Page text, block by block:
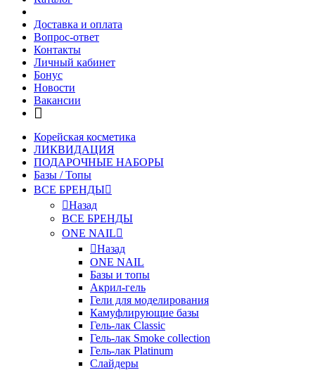
Доставка и оплата
Вопрос-ответ
Контакты
Личный кабинет
Бонус
Новости
Вакансии
Корейская косметика
ЛИКВИДАЦИЯ
ПОДАРОЧНЫЕ НАБОРЫ
Базы / Топы
ВСЕ БРЕНДЫ
Назад
ВСЕ БРЕНДЫ
ONE NAIL
Назад
ONE NAIL
Базы и топы
Акрил-гель
Гели для моделирования
Камуфлирующие базы
Гель-лак Classic
Гель-лак Smoke collection
Гель-лак Platinum
Слайдеры